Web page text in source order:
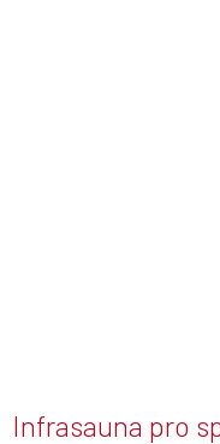
Infrasauna pro